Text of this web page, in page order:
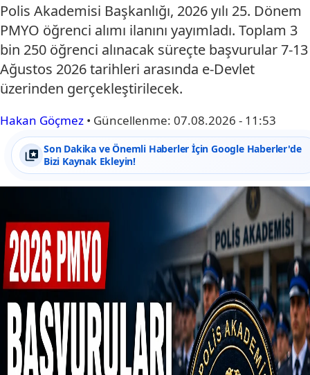
Polis Akademisi Başkanlığı, 2026 yılı 25. Dönem
PMYO öğrenci alımı ilanını yayımladı. Toplam 3
bin 250 öğrenci alınacak süreçte başvurular 7-13
Ağustos 2026 tarihleri arasında e-Devlet
üzerinden gerçekleştirilecek.
Hakan Göçmez • Güncellenme: 07.08.2026 - 11:53
Son Dakika ve Önemli Haberler İçin Google Haberler'de
Bizi Kaynak Ekleyin!